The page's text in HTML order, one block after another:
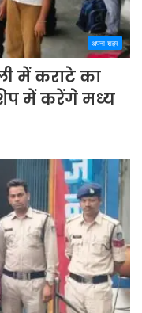
अपना शहर
में कराटे का
में करेंगे मध्य